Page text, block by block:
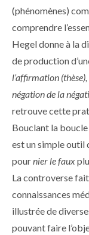
(phénomènes)
comprendre
Hegel donne à la
de production
l’affirmation
négation de la
retrouve cette
Bouclant la
est un simple outil
pournier le faux
La controverse
connaissances
illustrée de
pouvant faire